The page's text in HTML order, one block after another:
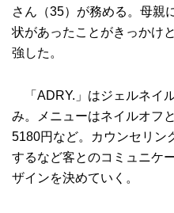
さん（35）が務める。母親
状があったことがきっかけ
強した。
「ADRY.」はジェルネイ
み。メニューはネイルオフ
5180円など。カウンセリン
するなど客とのコミュニケ
ザインを決めていく。